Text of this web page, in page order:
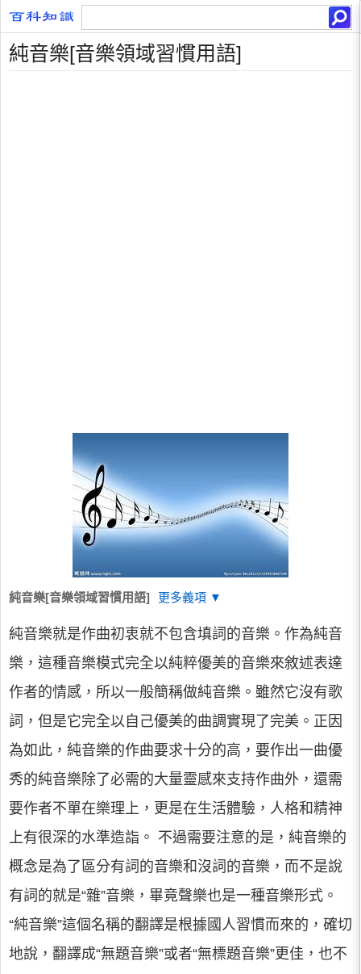
純音樂[音樂領域習慣用語]
純音樂[音樂領域習慣用語] 更多義項 ▼
純音樂就是作曲初衷就不包含填詞的音樂。作為純音
樂，這種音樂模式完全以純粹優美的音樂來敘述表達
作者的情感，所以一般簡稱做純音樂。雖然它沒有歌
詞，但是它完全以自己優美的曲調實現了完美。正因
為如此，純音樂的作曲要求十分的高，要作出一曲優
秀的純音樂除了必需的大量靈感來支持作曲外，還需
要作者不單在樂理上，更是在生活體驗，人格和精神
上有很深的水準造詣。 不過需要注意的是，純音樂的
概念是為了區分有詞的音樂和沒詞的音樂，而不是說
有詞的就是“雜”音樂，畢竟聲樂也是一種音樂形式。
“純音樂”這個名稱的翻譯是根據國人習慣而來的，確切
地說，翻譯成“無題音樂”或者“無標題音樂”更佳，也不